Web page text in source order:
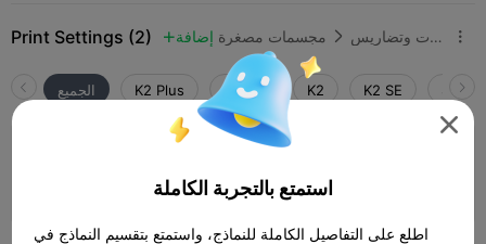
Print Settings (2)  إضافة مجسمات مصغرة  أدوات وتضاريس 
الجميع K2 Plus K2 Pro K2 K2 SE
 05h 23m  2 plates

استمتع بالتجربة الكاملة
اطلع على التفاصيل الكاملة للنماذج، واستمتع بتقسيم النماذج في